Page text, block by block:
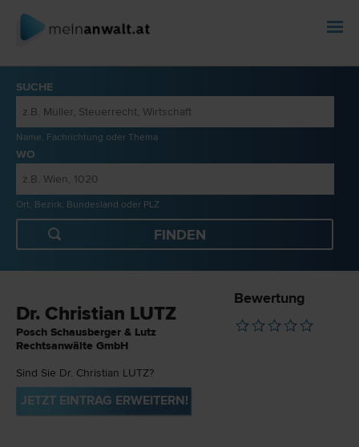
SUCHE
Name, Fachrichtung oder Thema
WO
Ort, Bezirk, Bundesland oder PLZ
Dr. Christian LUTZ
Posch Schausberger & Lutz
Rechtsanwälte GmbH
Sind Sie Dr. Christian LUTZ?
JETZT EINTRAG ERWEITERN!
Bewertung